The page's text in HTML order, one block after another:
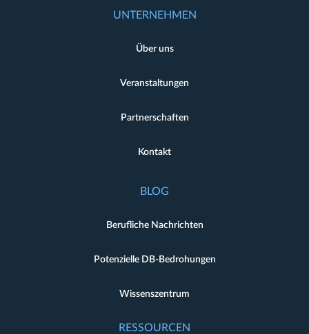
UNTERNEHMEN
Über uns
Veranstaltungen
Partnerschaften
Kontakt
BLOG
Berufliche Nachrichten
Potenzielle DB-Bedrohungen
Wissenszentrum
RESSOURCEN